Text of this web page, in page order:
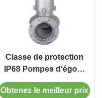
Classe de protection
IP68 Pompes d'égout
submersibles avec
débit de 10 à 1000
Obtenez le meilleur prix